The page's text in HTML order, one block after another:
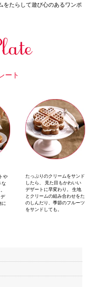
をたらして遊び心のあるワンポ
ート
や
な
に
たっぷりのクリームをサンド
したら、
見た目もかわいい
デザートに早変わり。
生地
とクリームの組み合わせをた
のしんだり、季節のフルーツ
をサンドしても。